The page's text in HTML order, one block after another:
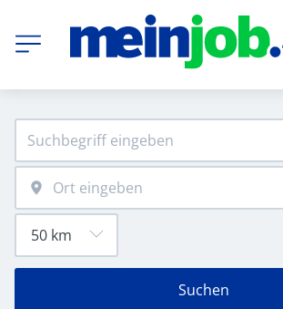
Suchen